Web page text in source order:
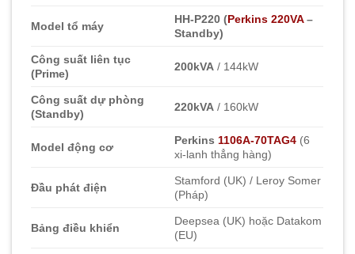
Model tổ máy
HH-P220 (Perkins 220VA–
Standby)
Công suất liên tục
(Prime)
200kVA / 144kW
Công suất dự phòng
(Standby)
220kVA / 160kW
Model động cơ
Perkins 1106A-70TAG4 (6
xi-lanh thẳng hàng)
Đầu phát điện
Stamford (UK) / Leroy Somer
(Pháp)
Bảng điều khiển
Deepsea (UK) hoặc Datakom
(EU)